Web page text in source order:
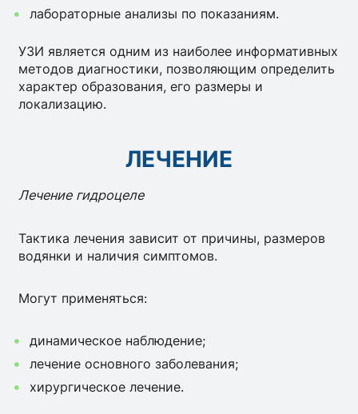
лабораторные анализы по показаниям.
УЗИ является одним из наиболее информативных
методов диагностики, позволяющим определить
характер образования, его размеры и
локализацию.
ЛЕЧЕНИЕ
Лечение гидроцеле
Тактика лечения зависит от причины, размеров
водянки и наличия симптомов.
Могут применяться:
динамическое наблюдение;
лечение основного заболевания;
хирургическое лечение.